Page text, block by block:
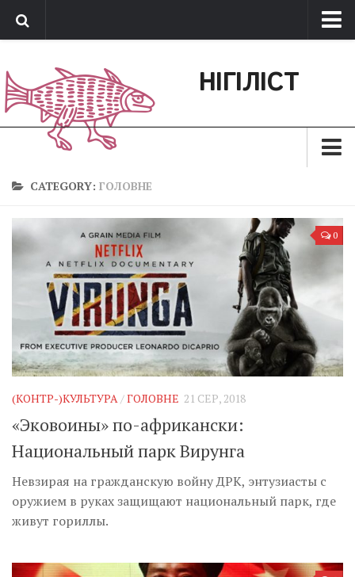
Обратная связь
Поддержать сайт
НІГІЛІСТ
Зараз
Позиція
Belles lettres
Агітатор
Музика революції
Inter/antinational
CATEGORY: ГОЛОВНЕ
0
(КОНТР-)КУЛЬТУРА /ГОЛОВНЕ 21 СЕР, 2018
«Эковоины» по-африкански:
Национальный парк Вирунга
Невзирая на гражданскую войну ДРК, энтузиасты с
оружием в руках защищают национальный парк, где
живут гориллы.